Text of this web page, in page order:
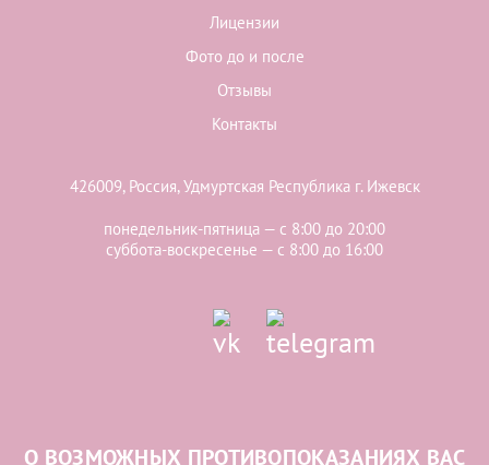
Лицензии
Фото до и после
Отзывы
Контакты
426009, Россия, Удмуртская Республика г. Ижевск
понедельник-пятница — с 8:00 до 20:00
суббота-воскресенье — с 8:00 до 16:00
О ВОЗМОЖНЫХ ПРОТИВОПОКАЗАНИЯХ ВАС